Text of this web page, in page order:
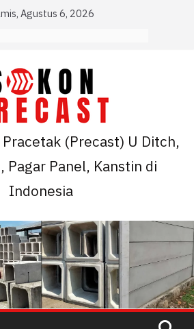
Agustus 6, 2026
(Precast) U Ditch,
Pagar Panel, Kanstin di
Indonesia